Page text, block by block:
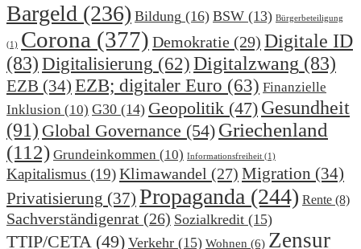
Bargeld (236) Bildung (16) BSW (13) Bürgerbeteiligung
(1) Corona (377) Demokratie (29) Digitale ID
(83) Digitalisierung (62) Digitalzwang (83)
EZB (34) EZB; digitaler Euro (63) Finanzielle
Inklusion (10) G30 (14) Geopolitik (47) Gesundheit
(91) Global Governance (54) Griechenland
(112) Grundeinkommen (10) Informationsfreiheit (1)
Kapitalismus (19)Klimawandel (27) Migration (34)
Privatisierung (37) Propaganda (244) Rente (8)
Sachverständigenrat (26) Sozialkredit (15)
TTIP/CETA(49) Verkehr (15) Wohnen (6) Zensur